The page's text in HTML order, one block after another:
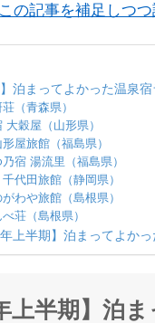
の記事を補足しつ
】泊まってよかった温泉
（青森県）
大穀屋（山形県）
屋旅館（福島県）
宿 湯流里（福島県）
代田旅館（静岡県）
わや旅館（島根県）
荘（島根県）
上半期】泊まってよか
上半期】泊